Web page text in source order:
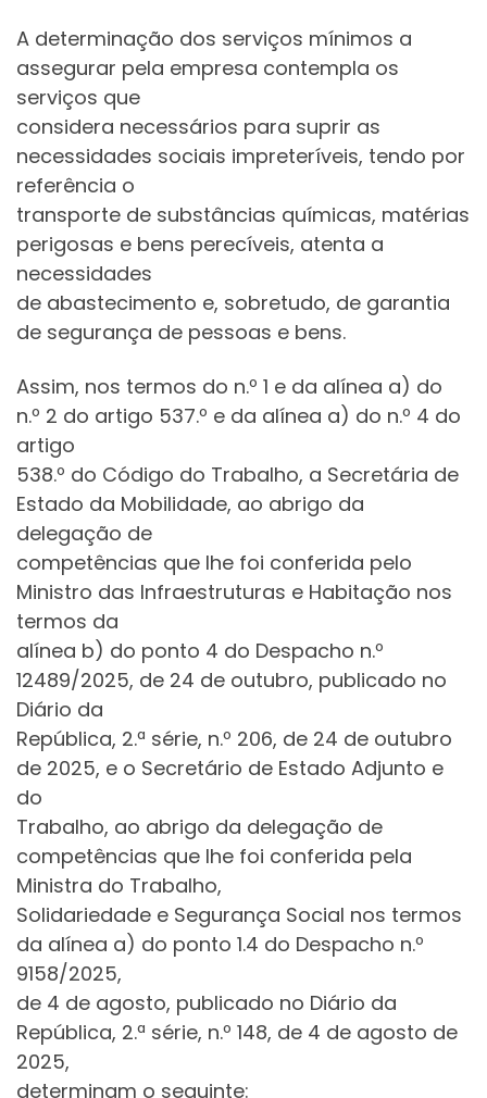
A determinação dos serviços mínimos a
assegurar pela empresa contempla os
serviços que
considera necessários para suprir as
necessidades sociais impreteríveis, tendo por
referência o
transporte de substâncias químicas, matérias
perigosas e bens perecíveis, atenta a
necessidades
de abastecimento e, sobretudo, de garantia
de segurança de pessoas e bens.
Assim, nos termos do n.º 1 e da alínea a) do
n.º 2 do artigo 537.º e da alínea a) do n.º 4 do
artigo
538.º do Código do Trabalho, a Secretária de
Estado da Mobilidade, ao abrigo da
delegação de
competências que lhe foi conferida pelo
Ministro das Infraestruturas e Habitação nos
termos da
alínea b) do ponto 4 do Despacho n.º
12489/2025, de 24 de outubro, publicado no
Diário da
República, 2.ª série, n.º 206, de 24 de outubro
de 2025, e o Secretário de Estado Adjunto e
do
Trabalho, ao abrigo da delegação de
competências que lhe foi conferida pela
Ministra do Trabalho,
Solidariedade e Segurança Social nos termos
da alínea a) do ponto 1.4 do Despacho n.º
9158/2025,
de 4 de agosto, publicado no Diário da
República, 2.ª série, n.º 148, de 4 de agosto de
2025,
determinam o seguinte: